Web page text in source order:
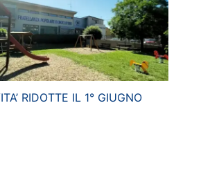
RIDOTTE IL 1° GIUGNO